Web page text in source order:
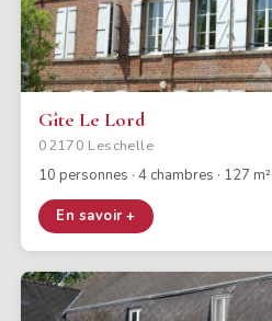
Gîte Le Lord
02170 Leschelle
10 personnes · 4 chambres · 127 m²
En savoir +